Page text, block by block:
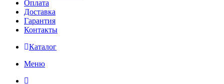
Оплата
Доставка
Гарантия
Контакты
Каталог
Меню